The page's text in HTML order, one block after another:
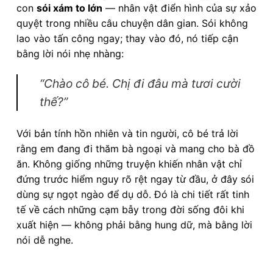
con sói xám to lớn — nhân vật điển hình của sự xảo
quyệt trong nhiều câu chuyện dân gian. Sói không
lao vào tấn công ngay; thay vào đó, nó tiếp cận
bằng lời nói nhẹ nhàng:
“Chào cô bé. Chị đi đâu mà tươi cười
thế?”
Với bản tính hồn nhiên và tin người, cô bé trả lời
rằng em đang đi thăm bà ngoại và mang cho bà đồ
ăn. Không giống những truyện khiến nhân vật chỉ
đứng trước hiểm nguy rõ rệt ngay từ đầu, ở đây sói
dùng sự ngọt ngào để dụ dỗ. Đó là chi tiết rất tinh
tế về cách những cạm bẫy trong đời sống đôi khi
xuất hiện — không phải bằng hung dữ, mà bằng lời
nói dễ nghe.